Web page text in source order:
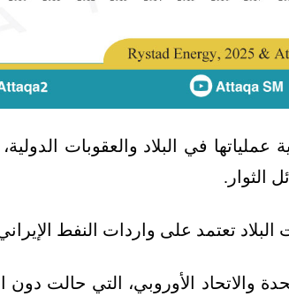
في البلاد والعقوبات
الثوار.
الأوروبي، التي حالت دون